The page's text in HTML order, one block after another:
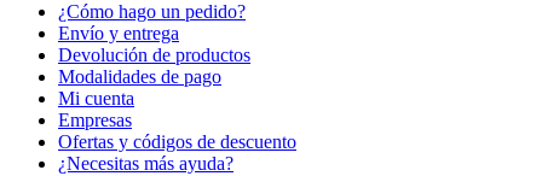
¿Cómo hago un pedido?
Envío y entrega
Devolución de productos
Modalidades de pago
Mi cuenta
Empresas
Ofertas y códigos de descuento
¿Necesitas más ayuda?